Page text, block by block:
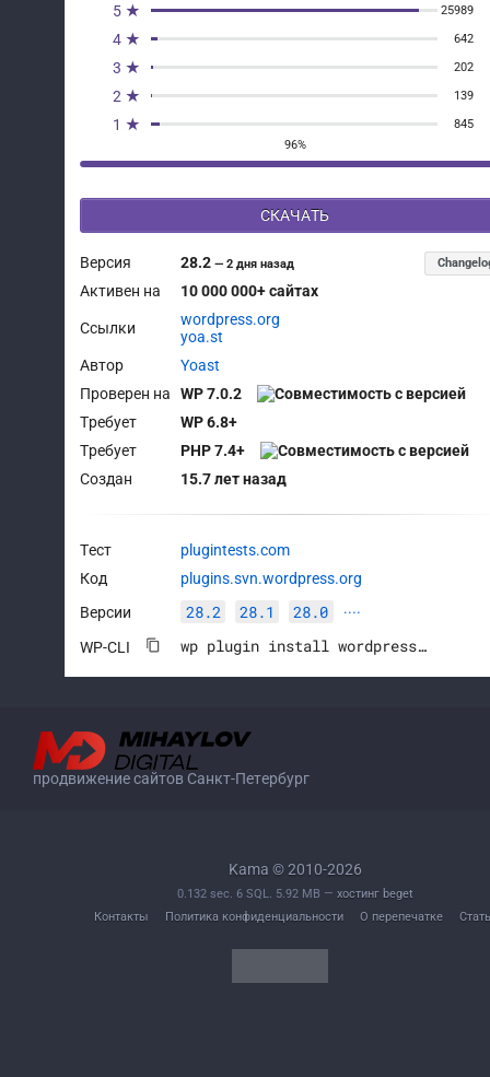
5 ★ 25989
4 ★ 642
3 ★ 202
2 ★ 139
1 ★
845
96%
СКАЧАТЬ
Версия 28.2—2 дня назад
Активен на 10 000 000+ сайтах
Ссылки
wordpress.org
yoa.st
Автор
Yoast
Проверен на
WP 7.0.2
Требует
WP 6.8+
Требует
PHP 7.4+
Создан
15.7 лет назад
Тест
plugintests.com
Код
plugins.svn.wordpress.org
Версии
28.2 28.1 28.0 ····
WP-CLI wp plugin install wordpress-seo --activate
продвижение сайтов Санкт-Петербург
Kama © 2010-2026
0.132 sec. 6 SQL. 5.92 MB — хостинг beget
Контакты
Политика конфиденциальности О перепечатке